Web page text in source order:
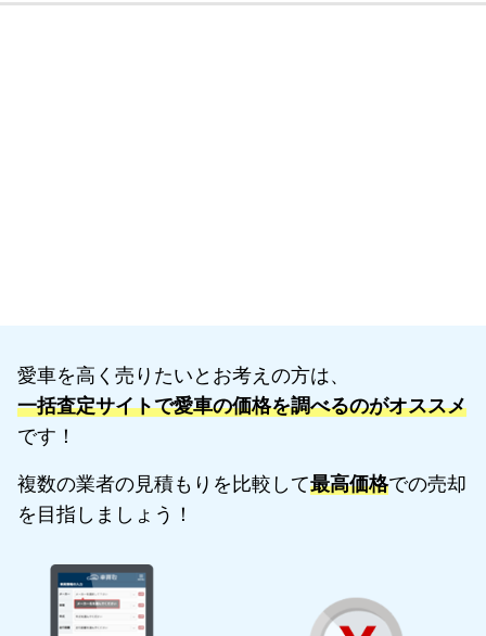
愛車を高く売りたいとお考えの方は、
一括査定サイトで愛車の価格を調べるのがオススメ
です！
複数の業者の見積もりを比較して最高価格での売却
を目指しましょう！